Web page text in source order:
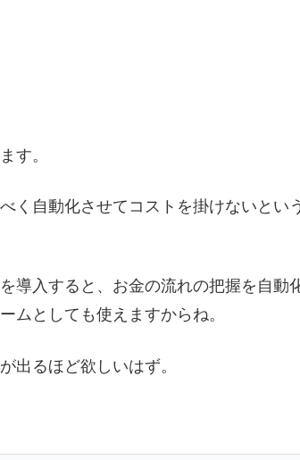
す。
く自動化させてコストを掛けないとい
導入すると、お金の流れの把握を自動
ムとしても使えますからね。
出るほど欲しいはず。